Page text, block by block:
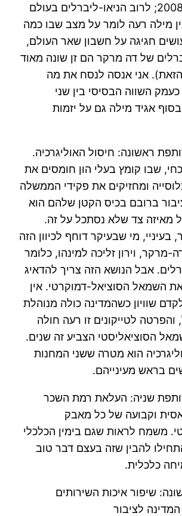
של אחרי 2008; לרוב הניאו-ליברלים בעולם
מילה רעה לומר על מצב שבו כמה
חגיגה על חשבון שאר העולם,
של דה מרקר הם זן שונה מאוד
אני אנסה לנסח את מה
השווה הבסיסי בין שני
אגיד מילה גם על יזמות
ראשונה: חיסול האוליגרכיה.
שבו קומץ בעלי הון חומסים את
ומחזיקים את פקידי הממשלה
ברובם בכיס הקטן שלהם הוא
מאיזה צד שלא נסתכל על זה.
בעיניי, מי שבעיקר דוחף לכיוון הזה
מרקר, וירון זליכה למינהו, כלומר
אבל הנושא הזה צריך להדאיג
השמאל הסוציאל-דמוקרטי. אין
שוויון כשהמדינה כולה מנוהלת
לטייקונים זו רעה חולה
הסוציאליסטי הצביע זה שנים.
הוא מטרה ששני המחנות
בראש מעינייהם.
שניה: העלאת רמת השכר
וקבועה של כל מאבק
משמח לראות שגם בימין הכלכלי
להבין שזה בעצם דבר טוב
כלכלית.
שיפור איכות השירותים
לציבור